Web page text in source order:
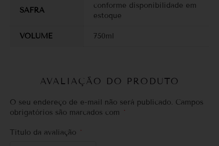
SAFRA
conforme disponibilidade em
estoque
VOLUME 750ml
AVALIAÇÃO DO PRODUTO
O seu endereço de e-mail não será publicado. Campos
obrigatórios são marcados com
*
Título da avaliação *